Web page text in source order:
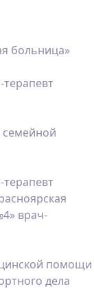
больница»
семейной
врач-
помощи
дела